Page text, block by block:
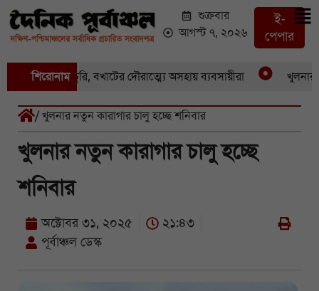
শুক্রবার
আগস্ট ৭, ২০২৬
ই-
পেপার
শিরোনাম
পর একচুরি, বখাটের দৌরাত্ম্যে অসহায় ব্যবসায়ীরা খুলনার
/ খুলনার নতুন কারাগার চালু হচ্ছে শনিবার
খুলনার নতুন কারাগার চালু হচ্ছে
শনিবার
অক্টোবর ৩১, ২০২৫
২১:৪৩
পূর্বাঞ্চল ডেস্ক